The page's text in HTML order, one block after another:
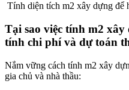
Tính diện tích m2 xây dựng để
Tại sao việc tính m2
tính chi phí và dự toán
Nắm vững cách tính m2 xây
gia chủ và nhà thầu: